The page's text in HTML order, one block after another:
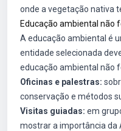
onde a vegetação nativa
Educação ambiental não
A educação ambiental é
entidade selecionada
educação ambiental não
Oficinas e palestras:
conservação e métodos
Visitas guiadas: em
mostrar a importância da